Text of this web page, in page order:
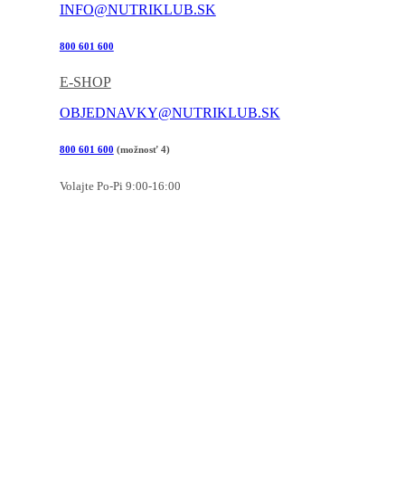
INFO@NUTRIKLUB.SK
800 601 600
E-SHOP
OBJEDNAVKY@NUTRIKLUB.SK
800 601 600 (možnosť 4)
Volajte Po-Pi 9:00-16:00